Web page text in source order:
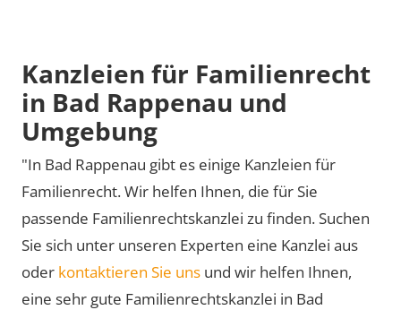
Kanzleien für Familienrecht
in Bad Rappenau und
Umgebung
"In Bad Rappenau gibt es einige Kanzleien für
Familienrecht. Wir helfen Ihnen, die für Sie
passende Familienrechtskanzlei zu finden. Suchen
Sie sich unter unseren Experten eine Kanzlei aus
oder kontaktieren Sie uns und wir helfen Ihnen,
eine sehr gute Familienrechtskanzlei in Bad